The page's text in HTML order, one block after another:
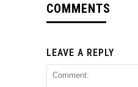
COMMENTS
LEAVE A REPLY